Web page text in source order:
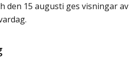
den 15 augusti ges visningar av